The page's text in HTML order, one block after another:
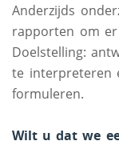
Anderzijds
rapporten om
Doelstelling:
te interpreteren
formuleren.
Wilt u dat we